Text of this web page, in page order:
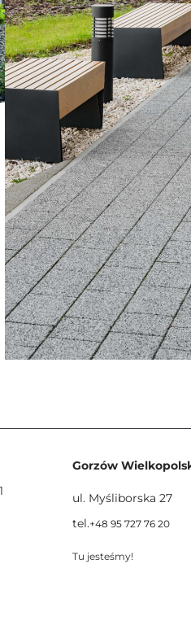
Gorzów
ul. Myśliborska 27
tel.+48 95 727 76 20
Tu jesteśmy!